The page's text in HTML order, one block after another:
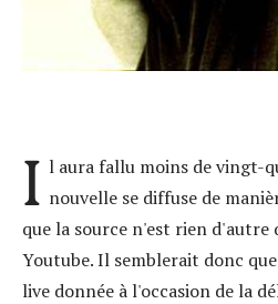
I l aura fallu moins de vingt-
nouvelle se diffuse de
que la source n'est rien d'autre
Youtube. Il semblerait donc
live donnée à l'occasion de la